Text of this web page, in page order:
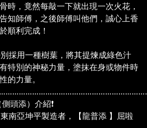
時，竟然每敲一下就出現一次火花，
知師傅，之後師傅叫他們，誠心上香
順利完成！
採用一種樹葉，將其提煉成綠色汁
特別的神秘力量，塗抹在身或物件時
的力量。
）介紹❗
南亞坤平製造者，【龍普添 】屈啦